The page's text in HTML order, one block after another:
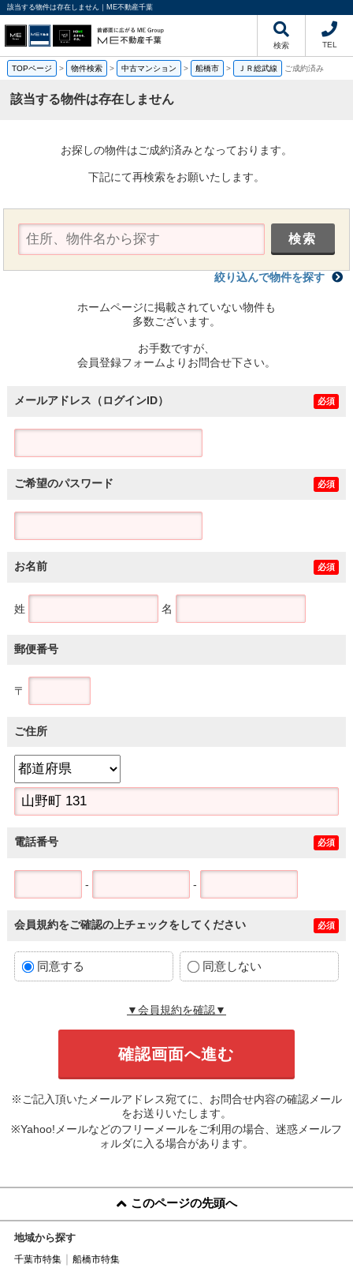
該当する物件は存在しません｜ME不動産千葉
検索 TEL
TOPページ > 物件検索 > 中古マンション > 船橋市 > ＪＲ総武線 ご成約済み
該当する物件は存在しません
お探しの物件はご成約済みとなっております。
下記にて再検索をお願いたします。
絞り込んで物件を探す
ホームページに掲載されていない物件も
多数ございます。
お手数ですが、
会員登録フォームよりお問合せ下さい。
メールアドレス（ログインID） 必須
ご希望のパスワード 必須
お名前 必須
姓 名
郵便番号
〒
ご住所
電話番号 必須
- -
会員規約をご確認の上チェックをしてください 必須
同意する 同意しない
▼会員規約を確認▼
※ご記入頂いたメールアドレス宛てに、お問合せ内容の確認メール
をお送りいたします。
※Yahoo!メールなどのフリーメールをご利用の場合、迷惑メールフ
ォルダに入る場合があります。
このページの先頭へ
地域から探す
千葉市特集 船橋市特集